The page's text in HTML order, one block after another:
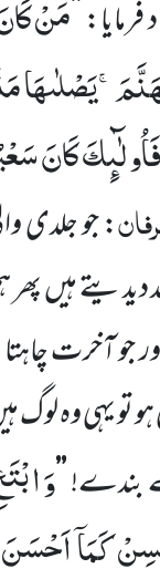
’’مَنْ
یَصْلٰىهَا
كَانَ
: جو جلدی
دیدیتے ہیں
جو آخرت
ہو تو یہی وہ
بندے!’’وَ
كَمَاۤ اَحْسَنَ